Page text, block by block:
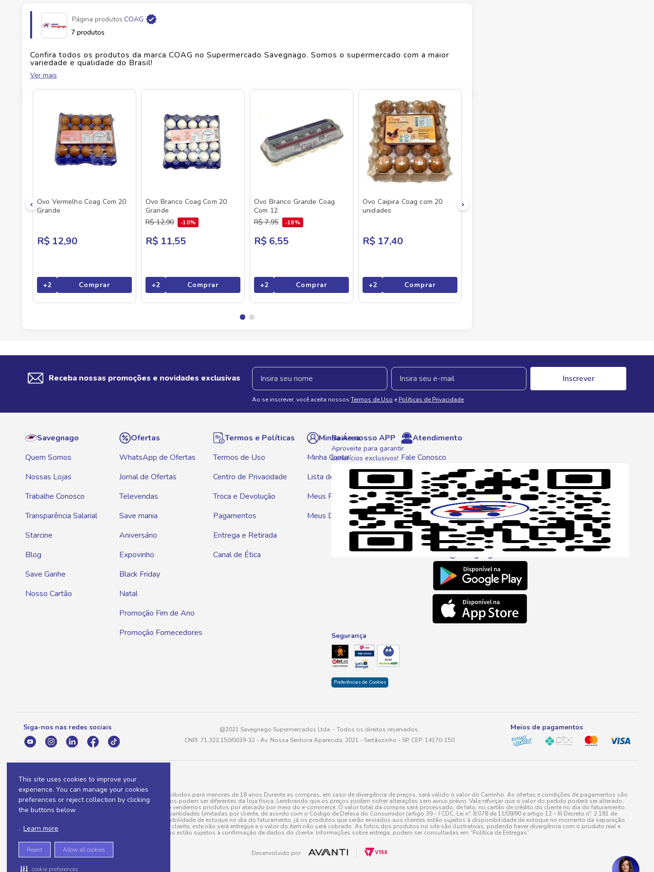
This site uses cookies to improve your
experience. You can manage your cookies
preferences or reject collection by clicking
the buttons below
. Learn more
Reject Allow all cookies
cookie preferences
Fabricante COOP AGRICOLA DE GUATAPARA
EAN 7898015741086
Id do produto
Comprimento
Página produtos COAG
7 produtos
Confira todos os produtos da marca COAG no Supermercado Savegnago. Somos o supermercado com a maior
variedade e qualidade do Brasil!
No Savegnago, você encontra uma ampla seleção de produtos
Ver mais
Ovo Vermelho Coag Com 20
Grande
R$ 12,90
+2 Comprar
Ovo Branco Coag Com 20
Grande
R$ 12,90 10%
R$ 11,55
+2 Comprar
Ovo Branco Grande Coag
Com 12
R$ 7,95 18%
R$ 6,55
+2 Comprar
Ovo Caipira Coag com 20
unidades
R$ 17,40
+2 Comprar
Receba nossas promoções e novidades exclusivas Inscrever
Ao se inscrever, você aceita nossos Termos de Uso e Políticas de Privacidade
Savegnago
Quem Somos
Nossas Lojas
Trabalhe Conosco
Transparência Salarial
Starcine
Blog
Save Ganhe
Nosso Cartão
Ofertas
WhatsApp de Ofertas
Jornal de Ofertas
Televendas
Save mania
Aniversário
Expovinho
Black Friday
Natal
Promoção Fim de Ano
Promoção Fornecedores
Termos e Políticas
Termos de Uso
Centro de Privacidade
Troca e Devolução
Pagamentos
Entrega e Retirada
Canal de Ética
Minha Área
Minha Conta
Lista de Compras
Meus Pedidos
Meus Descontos
Atendimento
Fale Conosco
WhatsApp
Telefone
0800 016 6680
E-mail
atendimento@savegnago.com.br
Baixe nosso APP
Aproveite para garantir
benefícios exclusivos!
Segurança
Preferências de Cookies
Siga-nos nas redes sociais
@2021 Savegnago Supermercados Ltda. - Todos os direitos reservados.
CNPJ: 71.322.150/0039-32 - Av. Nossa Senhora Aparecida, 2021 - Sertãozinho - SP, CEP: 14170-150
Meios de pagamentos
A venda e o consumo de bebidas alcoólicas são proibidos para menores de 18 anos.Durante as compras, em caso de divergência de preços, será válido o valor do Carrinho. As ofertas e condições de pagamentos são
válidas para a loja eletrônica, sendo que seus preços podem ser diferentes da loja física. Lembrando que os preços podem sofrer alterações sem aviso prévio. Vale reforçar que o valor do pedido poderá ser alterado,
para menos, por conta de produtos variáveis; e não vendemos produtos por atacado por meio do e-commerce. O valor total da compra será processado, de fato, no cartão de crédito do cliente no dia do faturamento
do pedido. Produtos em promoção possuem quantidades limitadas por cliente, de acordo com o Código de Defesa do Consumidor (artigo 39 – I CDC, Lei nº. 8.078 de 11/09/90 e artigo 12 – III Decreto nº. 2.181 de
20/03/97). A venda está diretamente ligada à disponibilidade de estoque no dia do faturamento, já os produtos que serão enviados aos clientes estão sujeitos à disponibilidade de estoque no momento da separação.
Caso algum produto venha a faltar no pedido do cliente, este não será entregue e o valor do item não será cobrado. As fotos dos produtos no site são ilustrativas, podendo haver divergência com o produto real e
todos os pedidos estão sujeitos à confirmação de dados do cliente. Informações sobre entrega, podem ser consultadas em “Política de Entregas”
Desenvolvido por